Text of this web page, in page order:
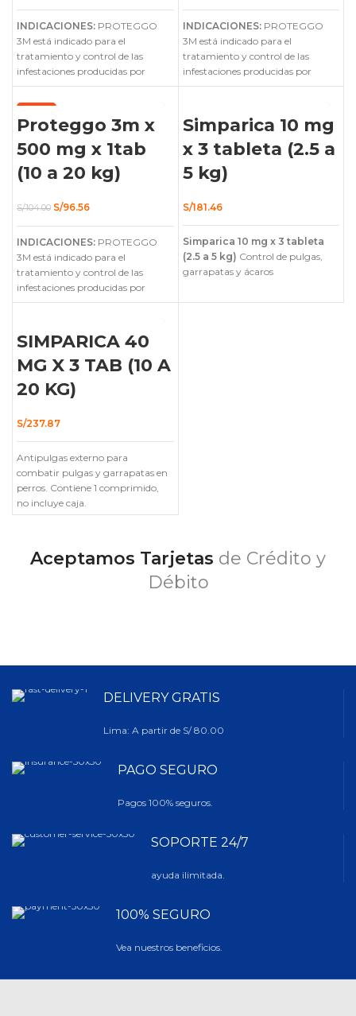
original
era:
S/95.00.
actual
es:
S/86.03.
INDICACIONES: PROTEGGO
3M está indicado para el
tratamiento y control de las
infestaciones producidas por
garrapatas, pulgas y ácaros en
perros, proporcionando una
actividad sistémica inmediata y
larga acción por 12 semanas.
original
era:
S/100.00.
actual
es:
S/92.74.
INDICACIONES:PROTEGGO
3M está indicado para el
tratamiento y control de las
infestaciones producidas por
garrapatas, pulgas y ácaros en
actividad sistémica inmediata y
larga acción por 12 semanas.
Proteggo 3m x
500 mg x 1tab
(10 a 20 kg)
S/104.00 El
original
era:
S/104.00.
S/96.56El
actual
es:
S/96.56.
INDICACIONES: PROTEGGO
3M está indicado para el
tratamiento y control de las
infestaciones producidas por
garrapatas, pulgas y ácaros en
actividad sistémica inmediata y
larga acción por 12 semanas.
Simparica 10 mg
x 3 tableta (2.5 a
5 kg)
S/181.46
Simparica 10 mg x 3 tableta
(2.5 a 5 kg) Control de pulgas,
garrapatas y ácaros
SIMPARICA 40
MG X 3 TAB (10 A
20 KG)
S/237.87
Antipulgas externo para
combatir pulgas y garrapatas en
perros. Contiene 1 comprimido,
no incluye caja.
Aceptamos Tarjetas de Crédito y
Débito
DELIVERY GRATIS
Lima: A partir de S/ 80.00
PAGO SEGURO
Pagos 100% seguros.
SOPORTE 24/7
ayuda ilimitada.
100% SEGURO
Vea nuestros beneficios.